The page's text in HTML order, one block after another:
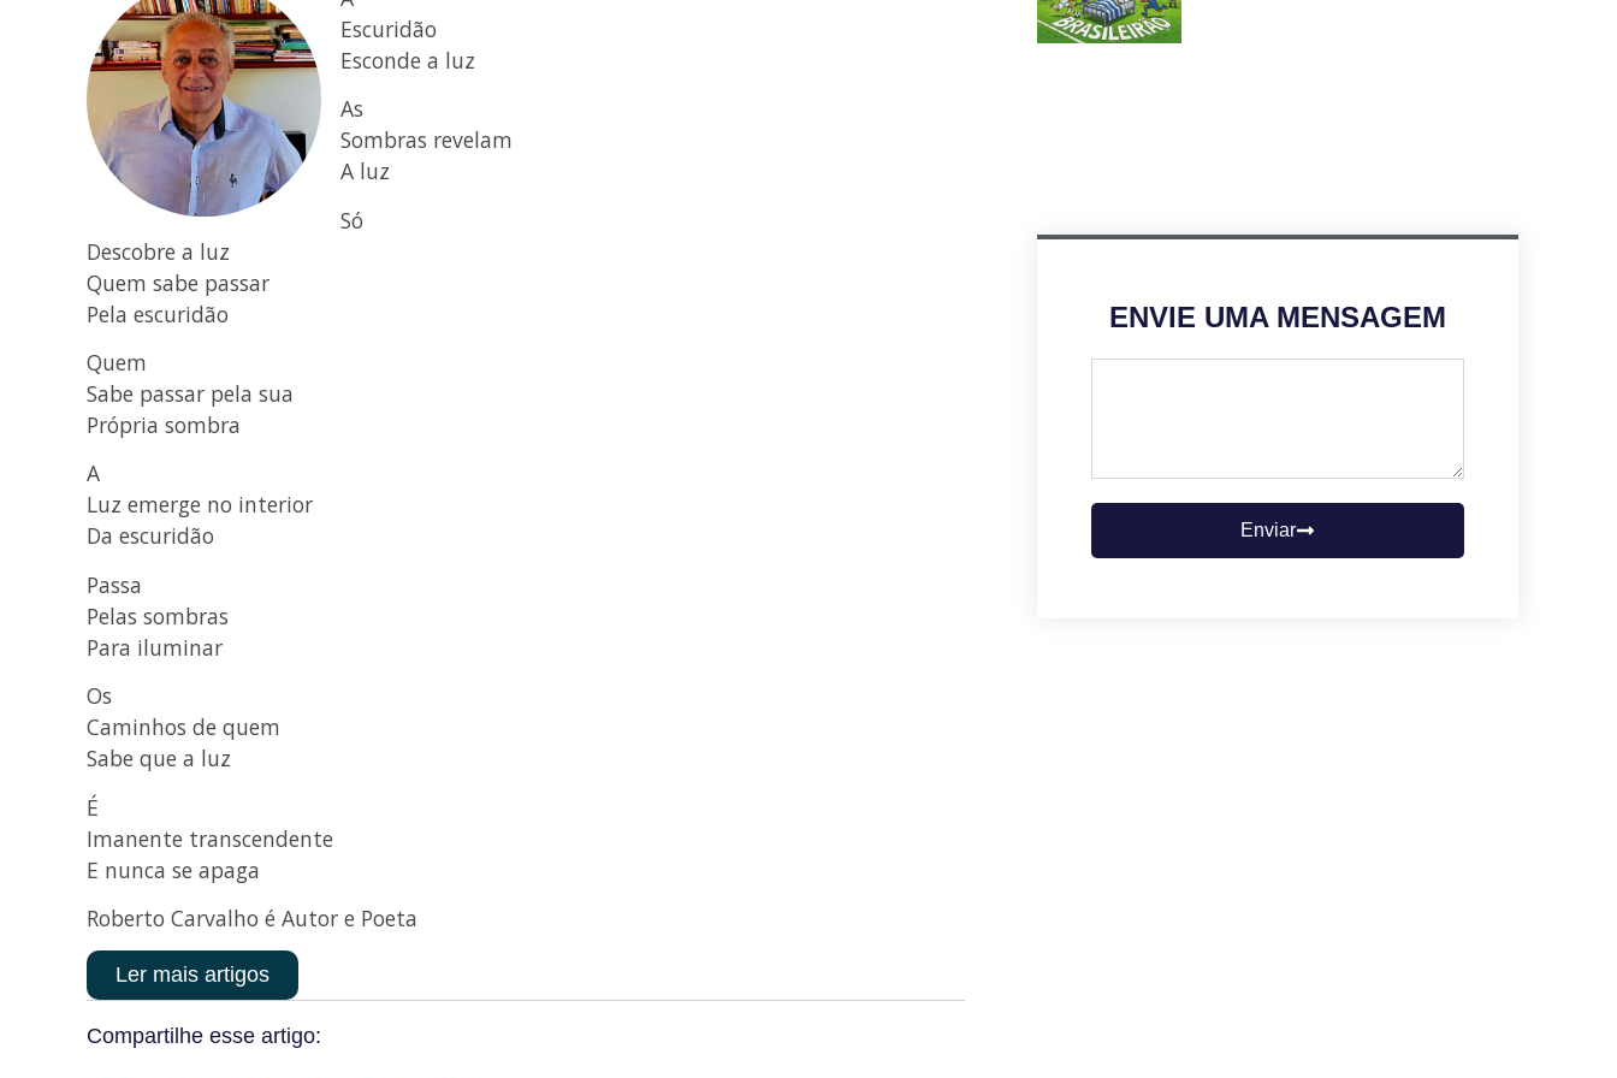
Escuridão
Esconde a luz
As
Sombras revelam
A luz
Só
Descobre a luz
Quem sabe passar
Pela escuridão
Quem
Sabe passar pela sua
Própria sombra
A
Luz emerge no interior
Da escuridão
Passa
Pelas sombras
Para iluminar
Os
Caminhos de quem
Sabe que a luz
É
Imanente transcendente
E nunca se apaga
Roberto Carvalho é Autor e Poeta
Ler mais artigos
Compartilhe esse artigo:
ENVIE UMA MENSAGEM
Enviar